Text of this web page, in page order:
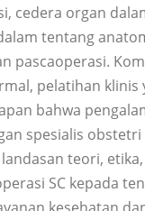
cedera organ
tentang
pascaoperasi.
pelatihan klinis
bahwa
spesialis
teori,
SC kepada